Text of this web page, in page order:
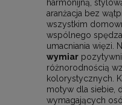
harmonijną,
aranżacja bez
wszystkim
wspólnego
umacniania więzi.
wymiar
różnorodnością
kolorystycznych.
motyw dla siebie,
wymagających